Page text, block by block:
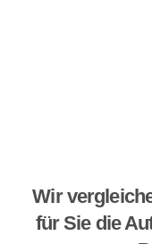
Wir
für Sie die